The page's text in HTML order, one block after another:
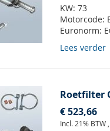
KW:73
Motorcode:
Euronorm:
Lees verder
Roetfilter
€ 523,66
Incl. 21% BTW